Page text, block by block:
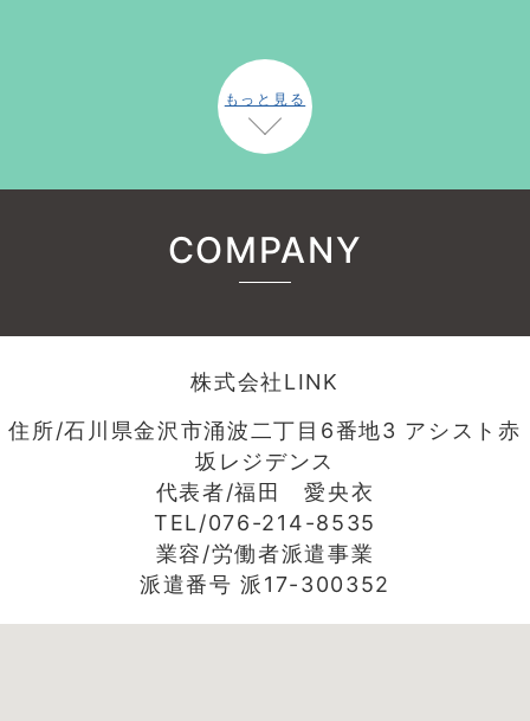
もっと見る
COMPANY
株式会社LINK
住所/石川県金沢市涌波二丁目6番地3 アシスト赤
坂レジデンス
代表者/福田 愛央衣
TEL/076-214-8535
業容/労働者派遣事業
派遣番号 派17-300352